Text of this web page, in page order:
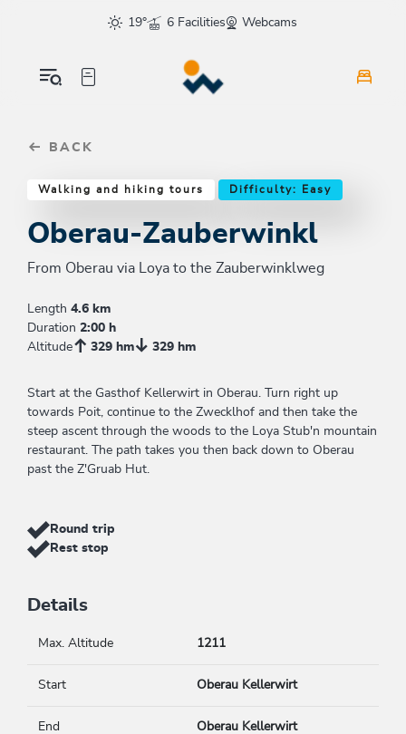
sr.skip-to.main-content
sr.skip-to.table-of-contents
sr.skip-to.main-navigation
19°
6 Facilities Webcams
BACK
Walking and hiking tours Difficulty: Easy
Oberau-Zauberwinkl
From Oberau via Loya to the Zauberwinklweg
Length 4.6 km
Duration 2:00 h
Altitude
329 hm 329 hm
Start at the Gasthof Kellerwirt in Oberau. Turn right up
towards Poit, continue to the Zwecklhof and then take the
steep ascent through the woods to the Loya Stub'n mountain
restaurant. The path takes you then back down to Oberau
past the Z'Gruab Hut.
Round trip
Rest stop
Details
Max. Altitude 1211
Start Oberau Kellerwirt
End Oberau Kellerwirt